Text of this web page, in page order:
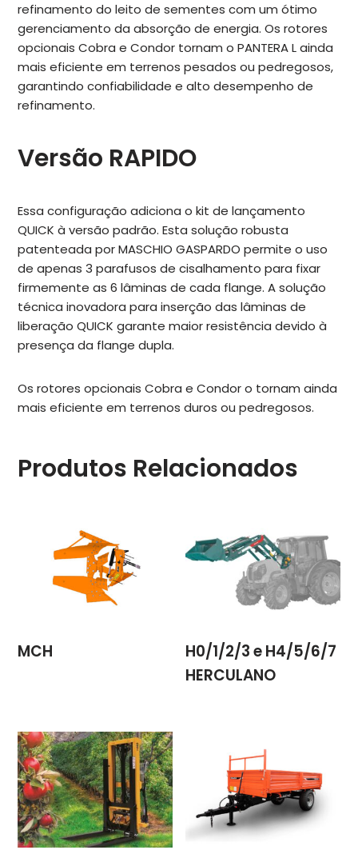
refinamento do leito de sementes com um ótimo
gerenciamento da absorção de energia. Os rotores
opcionais Cobra e Condor tornam o PANTERA L ainda
mais eficiente em terrenos pesados ou pedregosos,
garantindo confiabilidade e alto desempenho de
refinamento.
Versão RAPIDO
Essa configuração adiciona o kit de lançamento
QUICK à versão padrão. Esta solução robusta
patenteada por MASCHIO GASPARDO permite o uso
de apenas 3 parafusos de cisalhamento para fixar
firmemente as 6 lâminas de cada flange. A solução
técnica inovadora para inserção das lâminas de
liberação QUICK garante maior resistência devido à
presença da flange dupla.
Os rotores opcionais Cobra e Condor o tornam ainda
mais eficiente em terrenos duros ou pedregosos.
Produtos Relacionados
MCH
H0/1/2/3 e H4/5/6/7
HERCULANO